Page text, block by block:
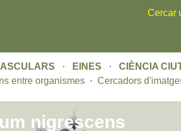
Cercar
· EINES · CIÈNCIA
entre organismes · Cercadors
nigrescens